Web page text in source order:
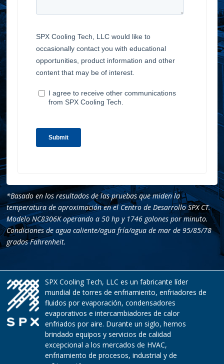
*Basado en los resultados de las pruebas que miden la
temperatura de aproximación en el Centro de Desarrollo SPX CT.
Modelo NC8306K operando a 50 hp y 1746 galones por minuto.
Condiciones de agua caliente/agua fría/agua de mar de 95/85/78
grados Fahrenheit.
SPX Cooling Tech, LLC es un fabricante líder
mundial de torres de enfriamiento, enfriadores de
fluidos por evaporación, condensadores
evaporativos e intercambiadores de calor
enfriados por aire. Durante un siglo, hemos
brindado equipos y servicios de calidad
excepcional a los mercados de HVAC,
enfriamiento de procesos, industrial y de